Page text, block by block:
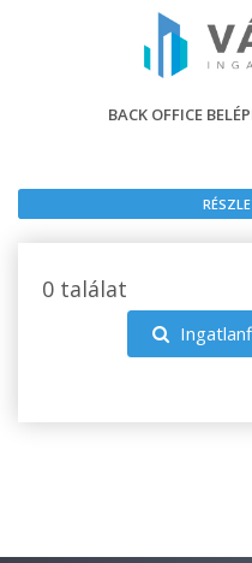
BACK OFFICE
0 találat